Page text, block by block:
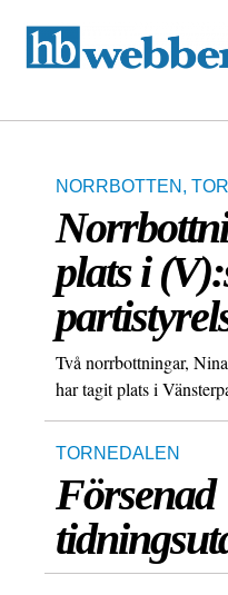
NORRBOTTEN ,
plats i
Två norrbottningar,
har tagit plats i
TORNEDALEN
Försenad